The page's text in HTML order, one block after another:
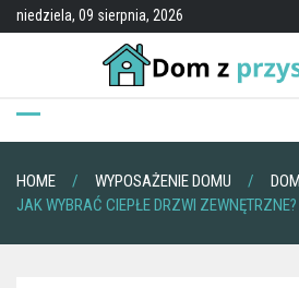
niedziela, 09 sierpnia, 2026
HOME WYPOSAŻENIE DOMU DOM
JAK WYBRAĆ CIEPŁE DRZWI ZEWNĘTRZNE?